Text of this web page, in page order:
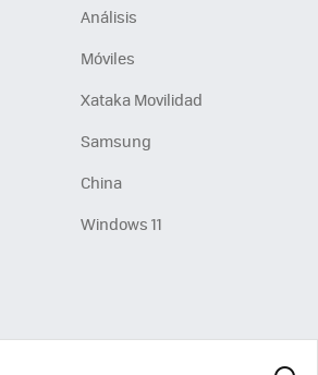
Análisis
Móviles
Xataka Movilidad
Samsung
China
Windows 11